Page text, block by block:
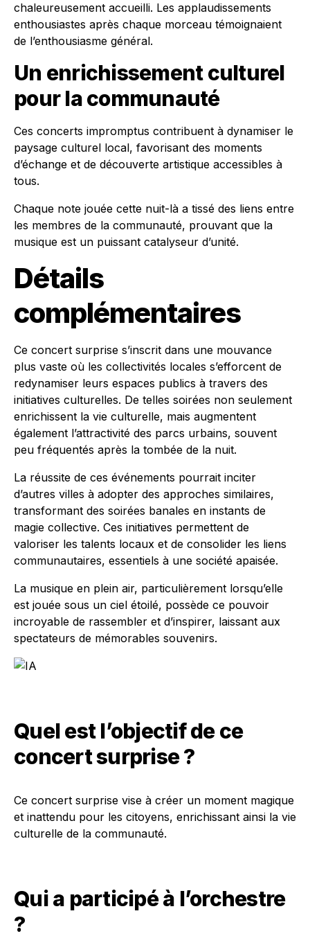
chaleureusement accueilli. Les applaudissements
enthousiastes après chaque morceau témoignaient
de l’enthousiasme général.
Un enrichissement culturel
pour la communauté
Ces concerts impromptus contribuent à dynamiser le
paysage culturel local, favorisant des moments
d’échange et de découverte artistique accessibles à
tous.
Chaque note jouée cette nuit-là a tissé des liens entre
les membres de la communauté, prouvant que la
musique est un puissant catalyseur d’unité.
Détails
complémentaires
Ce concert surprise s’inscrit dans une mouvance
plus vaste où les collectivités locales s’efforcent de
redynamiser leurs espaces publics à travers des
initiatives culturelles. De telles soirées non seulement
enrichissent la vie culturelle, mais augmentent
également l’attractivité des parcs urbains, souvent
peu fréquentés après la tombée de la nuit.
La réussite de ces événements pourrait inciter
d’autres villes à adopter des approches similaires,
transformant des soirées banales en instants de
magie collective. Ces initiatives permettent de
valoriser les talents locaux et de consolider les liens
communautaires, essentiels à une société apaisée.
La musique en plein air, particulièrement lorsqu’elle
est jouée sous un ciel étoilé, possède ce pouvoir
incroyable de rassembler et d’inspirer, laissant aux
spectateurs de mémorables souvenirs.
Quel est l’objectif de ce
concert surprise ?
Ce concert surprise vise à créer un moment magique
et inattendu pour les citoyens, enrichissant ainsi la vie
culturelle de la communauté.
Qui a participé à l’orchestre
?